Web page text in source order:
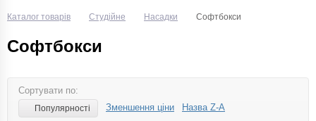
Каталог товарів Студійне Насадки Софтбокси
Софтбокси
Сортувати по:
Популярності Зменшення ціни Назва Z-A